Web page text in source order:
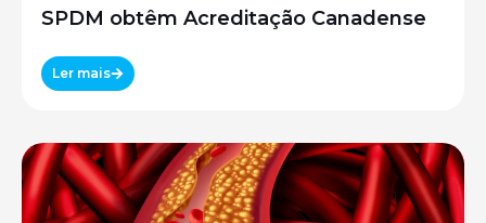
SPDM obtêm Acreditação Canadense
Ler mais